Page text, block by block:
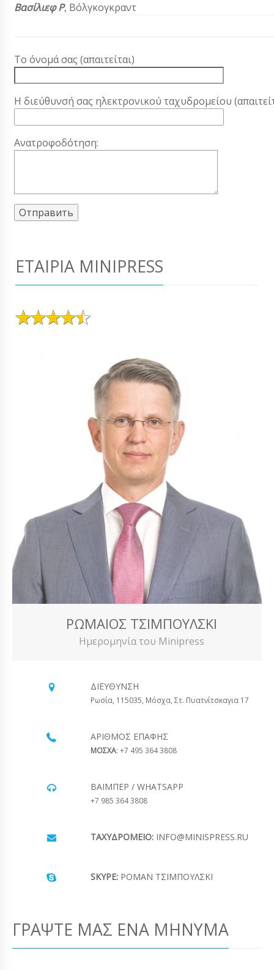
Βασίλιεφ Ρ, Βόλγκογκραντ
Το όνομά σας (απαιτείται)
Η διεύθυνσή σας ηλεκτρονικού ταχυδρομείου
Ανατροφοδότηση:
ΕΤΑΙΡΊΑ MINIPRESS
ΡΩΜΑΊΟΣ ΤΣΙΜΠΟΎΛΣΚΙ
Ημερομηνία του Minipress
ΔΙΕΎΘΥΝΣΗ
Ρωσία, 115035, Μόσχα, Στ. Πυατνίτσκαγια 17
ΑΡΙΘΜΌΣ ΕΠΑΦΉΣ
ΜΟΣΧΑ: +7 495 364 3808
ΒΆΙΜΠΕΡ / WHATSAPP
+7 985 364 3808
ΤΑΧΥΔΡΟΜΕΊΟ: INFO@MINISPRESS.RU
SKYPE: ΡΟΜΆΝ ΤΣΙΜΠΟΎΛΣΚΙ
ΓΡΆΨΤΕ ΜΑΣ ΈΝΑ ΜΉΝΥΜΑ